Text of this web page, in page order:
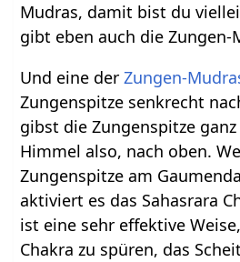
Mudras, damit bist du
gibt eben auch die Zungen-
Und eine derZungen-
Zungenspitze senkrecht
gibst die Zungenspitze
Himmel also, nach oben.
Zungenspitze am
aktiviert es das Sahasrara
ist eine sehr effektive
Chakra zu spüren, das